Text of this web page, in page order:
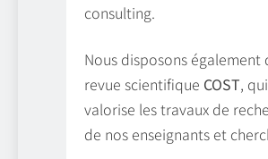
consulting.
Nous disposons également
revue scientifique COST, qui
valorise les travaux de
de nos enseignants et